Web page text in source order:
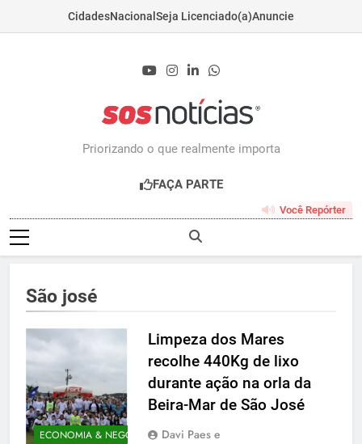
CidadesNacional Seja Licenciado(a)Anuncie
Priorizando o que realmente importa
FAÇA PARTE
Você Repórter
São josé
ECONOMIA & NEGÓCIOS
Limpeza dos Mares
recolhe 440Kg de lixo
durante ação na orla da
Beira-Mar de São José
Davi Paes e